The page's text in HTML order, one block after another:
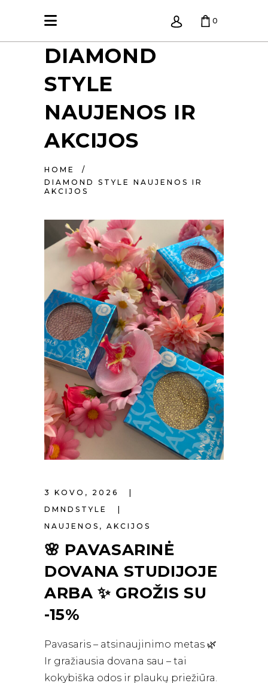
0
KREPŠELIS TUŠČIAS.
DIAMOND
STYLE
NAUJENOS IR
AKCIJOS
HOME
/
DIAMOND STYLE NAUJENOS IR
AKCIJOS
3 KOVO, 2026
DMNDSTYLE
NAUJENOS , AKCIJOS
🌸 PAVASARINĖ
DOVANA STUDIJOJE
ARBA ✨ GROŽIS SU
-15%
Pavasaris – atsinaujinimo metas 🌿
Ir gražiausia dovana sau – tai
kokybiška odos ir plaukų priežiūra.